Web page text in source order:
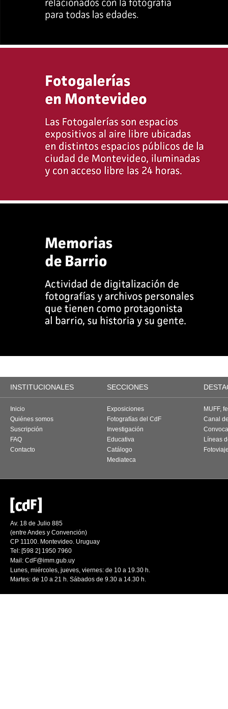
INSTITUCIONALES SECCIONES
Inicio
Quiénes somos
Suscripción
FAQ
Contacto
Exposiciones
Fotografías del CdF
Investigación
Educativa
Catálogo
Mediateca
MUFF,
Canal
Líneas
Av. 18 de Julio 885
(entre Andes y Convención)
CP 11100. Montevideo. Uruguay
Tel: [598 2] 1950 7960
Mail: CdF@imm.gub.uy
Lunes, miércoles, jueves, viernes: de 10 a 19.30 h.
Martes: de 10 a 21 h. Sábados de 9.30 a 14.30 h.